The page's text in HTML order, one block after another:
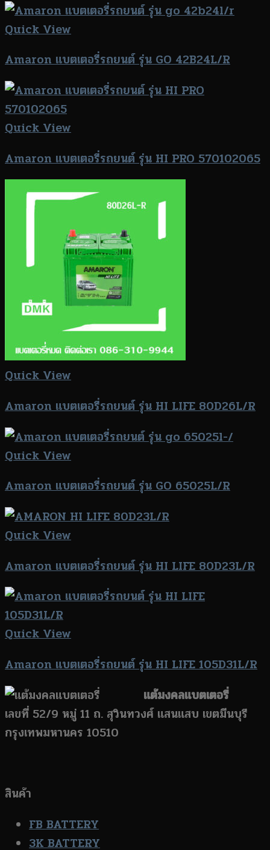
Quick View
Amaron แบตเตอรี่รถยนต์ รุ่น GO 42B24L/R
Quick View
Amaron แบตเตอรี่รถยนต์ รุ่น HI PRO 570102065
Quick View
Amaron แบตเตอรี่รถยนต์ รุ่น HI LIFE 80D26L/R
Quick View
Amaron แบตเตอรี่รถยนต์ รุ่น GO 65025L/R
Quick View
Amaron แบตเตอรี่รถยนต์ รุ่น HI LIFE 80D23L/R
Quick View
Amaron แบตเตอรี่รถยนต์ รุ่น HI LIFE 105D31L/R
แต้มงคลแบตเตอรี่
เลขที่ 52/9 หมู่ 11 ถ. สุวินทวงศ์ แสนแสบ เขตมีนบุรี
กรุงเทพมหานคร 10510
สินค้า
FB BATTERY
3K BATTERY